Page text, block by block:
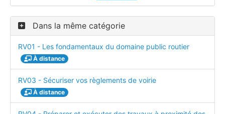
Dans la même catégorie
RV01 - Les fondamentaux du domaine public routier
À distance
RV03 - Sécuriser vos règlements de voirie
À distance